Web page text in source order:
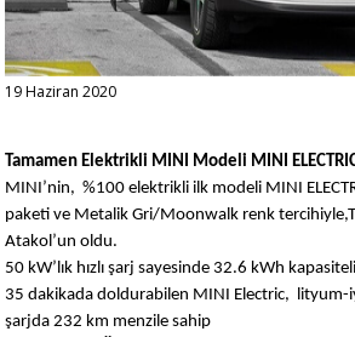
19 Haziran 2020
Tamamen Elektrikli MINI Modeli MINI
MINI’nin, %100 elektrikli ilk modeli MINI
paketi ve Metalik Gri/Moonwalk renk
Atakol’un oldu.
50 kW’lık hızlı şarj sayesinde 32.6 kWh
35 dakikada doldurabilen MINI Electric, lityum-
şarjda 232 km menzile sahip